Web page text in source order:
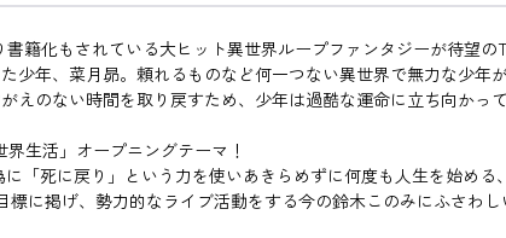
籍化もされている大ヒット異世界ループファンタジーが待望の
少年、菜月昴。頼れるものなど何一つない異世界で無力な少
えのない時間を取り戻すため、少年は過酷な運命に立ち向かっ
生活」オープニングテーマ！
「死に戻り」という力を使いあきらめずに何度も人生を始め
標に掲げ、勢力的なライブ活動をする今の鈴木このみにふさわ